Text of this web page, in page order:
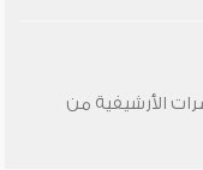
الأرشيفية من